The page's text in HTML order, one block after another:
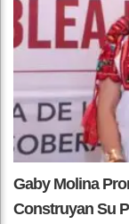
Gaby Molina
Construyan Su